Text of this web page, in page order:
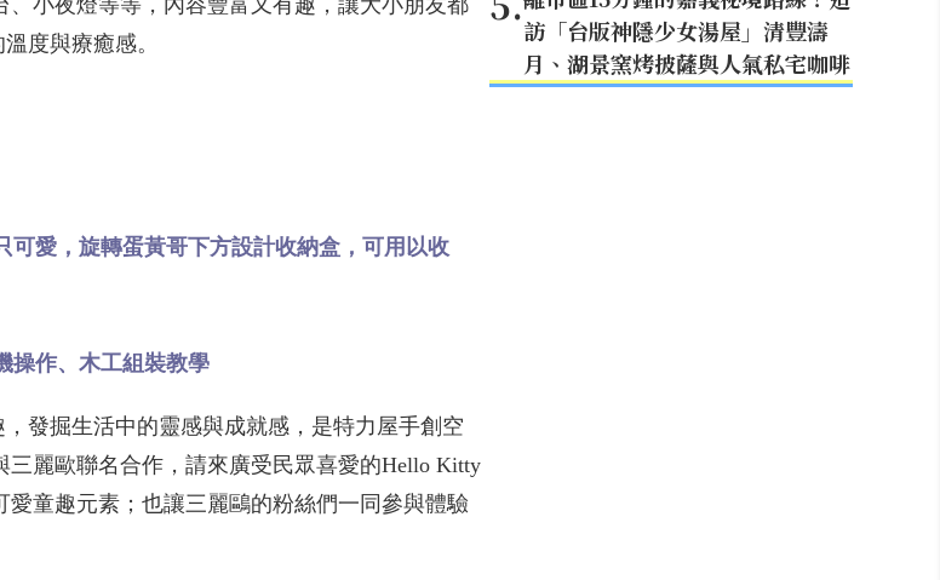
小夜燈等等，內容豐富又有趣，讓大小朋友都
度與療癒感。
愛，旋轉蛋黃哥下方設計收納盒，可用以收
操作、木工組裝教學
發掘生活中的靈感與成就感，是特力屋手創空
麗歐聯名合作，請來廣受民眾喜愛的Hello Kitty
童趣元素；也讓三麗鷗的粉絲們一同參與體驗
訪「台版神隱少女湯屋」清豐濤
月、湖景窯烤披薩與人氣私宅咖啡